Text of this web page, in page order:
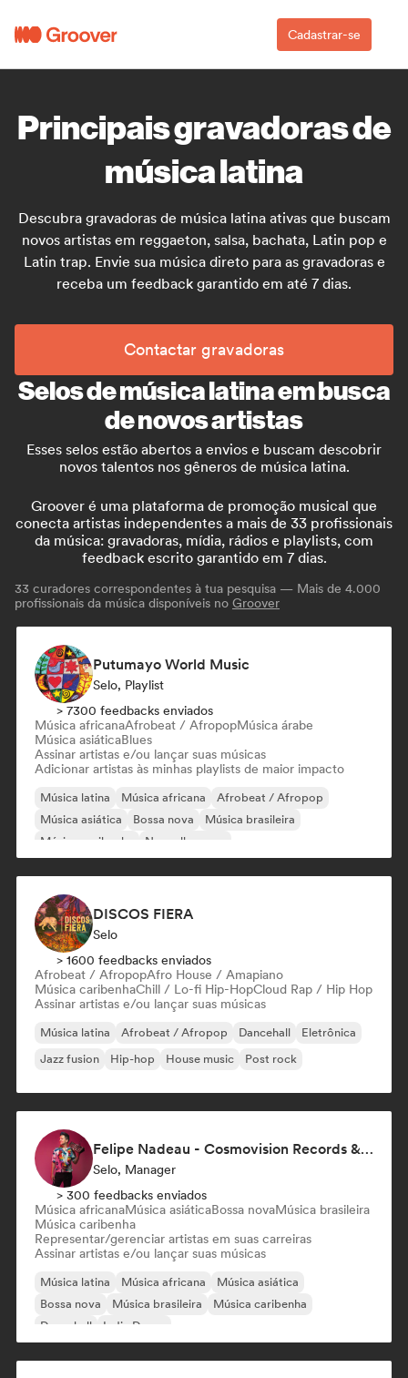
Cadastrar-se
Principais gravadoras de
música latina
Descubra gravadoras de música latina ativas que buscam
novos artistas em reggaeton, salsa, bachata, Latin pop e
Latin trap. Envie sua música direto para as gravadoras e
receba um feedback garantido em até 7 dias.
Contactar gravadoras
Selos de música latina em busca
de novos artistas
Esses selos estão abertos a envios e buscam descobrir
novos talentos nos gêneros de música latina.
Groover é uma plataforma de promoção musical que
conecta artistas independentes a mais de 33 profissionais
da música: gravadoras, mídia, rádios e playlists, com
feedback escrito garantido em 7 dias.
33 curadores correspondentes à tua pesquisa — Mais de 4.000
profissionais da música disponíveis no Groover
Putumayo World Music
Selo, Playlist
> 7300 feedbacks enviados
Música africanaAfrobeat / AfropopMúsica árabe
Música asiáticaBlues
Assinar artistas e/ou lançar suas músicas
Adicionar artistas às minhas playlists de maior impacto
Música latina Música africana
Afrobeat / Afropop
Música asiática
Bossa nova
Música brasileira
Música caribenha
Nouvelle scene
DISCOS FIERA
Selo
> 1600 feedbacks enviados
Afrobeat / AfropopAfro House / Amapiano
Música caribenhaChill / Lo-fi Hip-HopCloud Rap / Hip Hop
Assinar artistas e/ou lançar suas músicas
Música latina Afrobeat / Afropop Dancehall
Eletrônica
Jazz fusion
Hip-hop House music Post rock
Felipe Nadeau - Cosmovision Records & Ritmos del Sur
Selo, Manager
> 300 feedbacks enviados
Música africanaMúsica asiáticaBossa novaMúsica brasileira
Música caribenha
Representar/gerenciar artistas em suas carreiras
Assinar artistas e/ou lançar suas músicas
Música latina Música africana
Música asiática
Bossa nova
Música brasileira
Música caribenha
Dancehall
Indie Dance